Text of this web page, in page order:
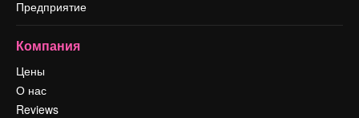
Предприятие
Компания
Цены
О нас
Reviews